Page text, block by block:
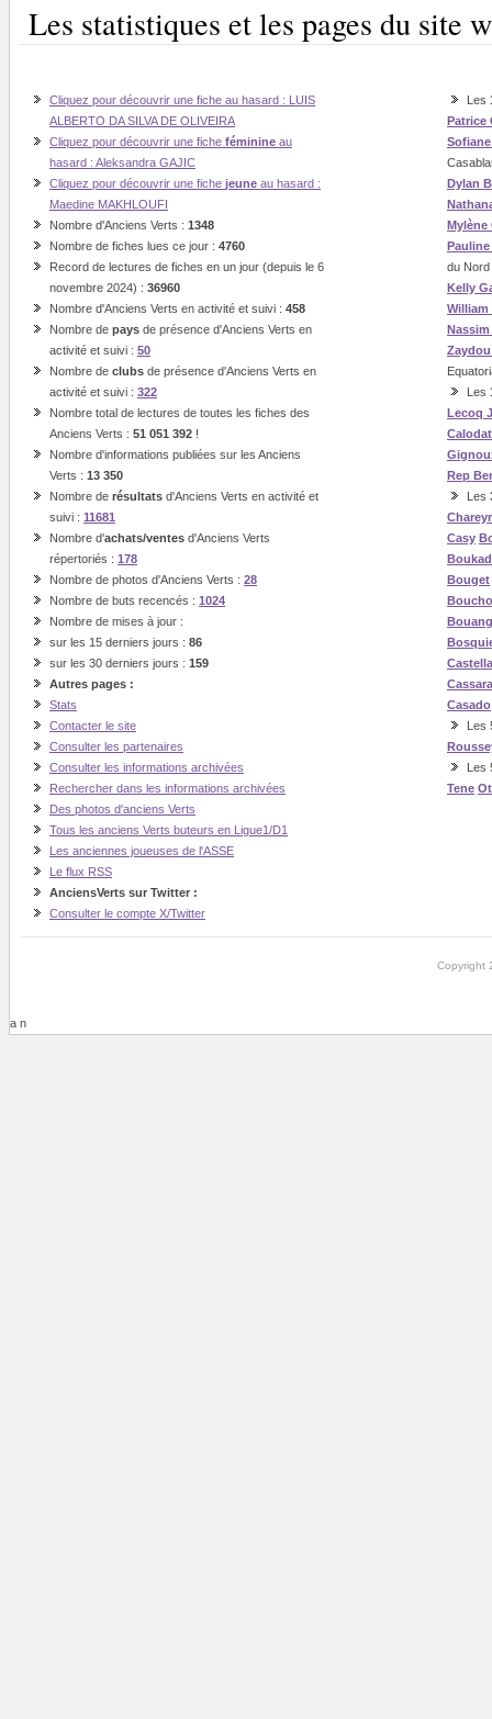
Les statistiques et les pages du site
Cliquez pour découvrir une fiche au hasard : LUIS
ALBERTO DA SILVA DE OLIVEIRA
Cliquez pour découvrir une fiche féminine au
hasard : Aleksandra GAJIC
Cliquez pour découvrir une fiche jeune au hasard :
Maedine MAKHLOUFI
Nombre d'Anciens Verts : 1348
Nombre de fiches lues ce jour : 4760
Record de lectures de fiches en un jour (depuis le 6
novembre 2024) : 36960
Nombre d'Anciens Verts en activité et suivi : 458
Nombre de pays de présence d'Anciens Verts en
activité et suivi : 50
Nombre de clubs de présence d'Anciens Verts en
activité et suivi : 322
Nombre total de lectures de toutes les fiches des
Anciens Verts : 51 051 392 !
Nombre d'informations publiées sur les Anciens
Verts : 13 350
Nombre de résultats d'Anciens Verts en activité et
suivi : 11681
Nombre d'achats/ventes d'Anciens Verts
répertoriés : 178
Nombre de photos d'Anciens Verts : 28
Nombre de buts recencés : 1024
Nombre de mises à jour :
sur les 15 derniers jours : 86
sur les 30 derniers jours : 159
Autres pages :
Stats
Contacter le site
Consulter les partenaires
Consulter les informations archivées
Rechercher dans les informations archivées
Des photos d'anciens Verts
Tous les anciens Verts buteurs en Ligue1/D1
Les anciennes joueuses de l'ASSE
Le flux RSS
AnciensVerts sur Twitter :
Consulter le compte X/Twitter
Les
Patrice
Dylan
Mylène
du Nord
Kelly
William
Les
Lecoq
Calodat
Rep
Les
Casy
Bouget
Cassara
Casado
Les
Les
Tene
Copyright
a n